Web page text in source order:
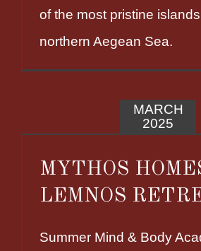
of the most pristine
northern Aegean Sea.
MARCH
2025
MYTHOS
LEMNOS
Summer Mind & Body